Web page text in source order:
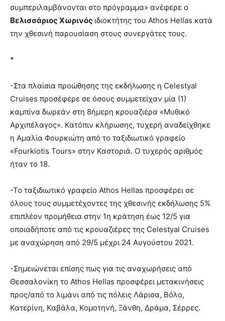
συμπεριλαμβάνονται στο πρόγραμμα» ανέφερε ο
Βελισσάριος Χωρινός ιδιοκτήτης του Athos Hellas κατά
την χθεσινή παρουσίαση στους συνεργάτες τους.
*
-Στα πλαίσια προώθησης της εκδήλωσης η Celestyal
Cruises προσέφερε σε όσους συμμετείχαν μία (1)
καμπίνα δωρεάν στη 8ήμερη κρουαζιέρα «Μυθικό
Αρχιπέλαγος». Κατόπιν κλήρωσης, τυχερή αναδείχθηκε
η Αμαλία Φουρκιώτη από το ταξιδιωτικό γραφείο
«Fourkiotis Tours» στην Καστοριά. Ο τυχερός αριθμός
ήταν το 18.
-Το ταξιδιωτικό γραφείο Athos Hellas προσφέρει σε
όλους τους συμμετέχοντες της χθεσινής εκδήλωσης 5%
επιπλέον προμήθεια στην 1η κράτηση έως 12/5 για
οποιαδήποτε από τις κρουαζιέρες της Celestyal Cruises
με αναχώρηση από 29/5 μέχρι 24 Αυγούστου 2021.
-Σημειώνεται επίσης πως για τις αναχωρήσεις από
Θεσσαλονίκη το Athos Hellas προσφέρει μετακινήσεις
προς/από το λιμάνι από τις πόλεις Λάρισα, Βόλο,
Κατερίνη, Καβάλα, Κομοτηνή, Ξάνθη, Δράμα, Σέρρες.